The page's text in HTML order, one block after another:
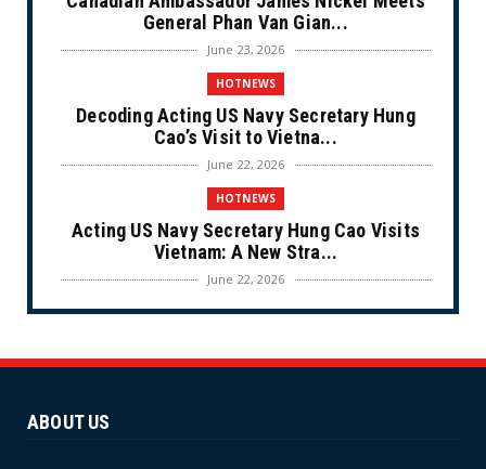
General Phan Van Gian...
June 23, 2026
HOTNEWS
Decoding Acting US Navy Secretary Hung
Cao’s Visit to Vietna...
June 22, 2026
HOTNEWS
Acting US Navy Secretary Hung Cao Visits
Vietnam: A New Stra...
June 22, 2026
CULTURE
Ninh Bride Re-enacts...
ABOUT US